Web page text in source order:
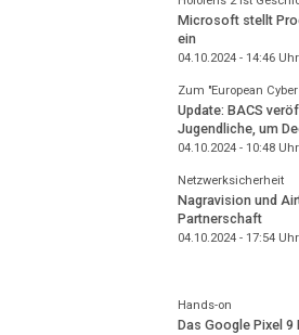
Microsoft stellt
ein
04.10.2024 - 14:46Uhr
Zum "European
Update: BACS
Jugendliche, um
04.10.2024 - 10:48Uhr
Netzwerksicherheit
Nagravision und
Partnerschaft
04.10.2024 - 17:54Uhr
Hands-on
Das Google Pixel 9